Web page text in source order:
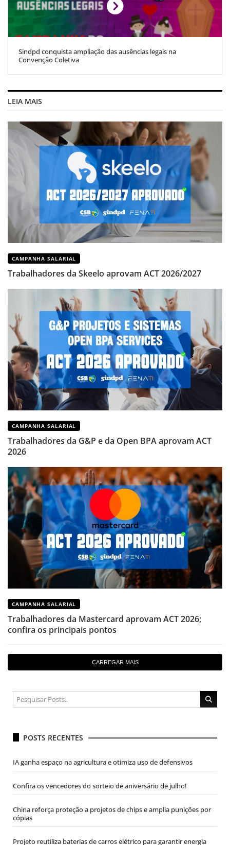
Sindpd conquista ampliação das ausências legais na
Convenção Coletiva
LEIA MAIS
CAMPANHA SALARIAL
Trabalhadores da Skeelo aprovam ACT 2026/2027
CAMPANHA SALARIAL
Trabalhadores da G&P e da Open BPA aprovam ACT
2026
CAMPANHA SALARIAL
Trabalhadores da Mastercard aprovam ACT 2026;
confira os principais pontos
CARREGAR MAIS
POSTS RECENTES
IA ganha espaço na agricultura e otimiza uso de defensivos
Confira os vencedores do sorteio de aniversário de julho!
China reforça proteção a projetos de chips e amplia punições por
cópias
Projeto reutiliza baterias de carros elétrico para garantir energia